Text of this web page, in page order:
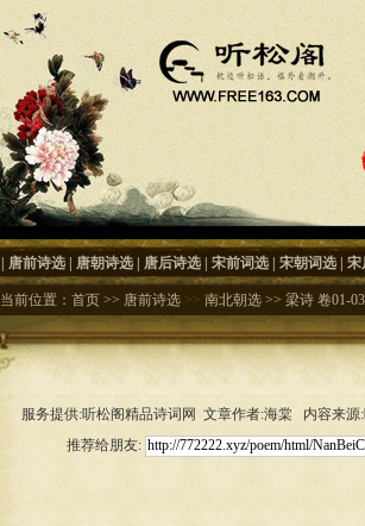
唐前诗选 唐朝诗选 唐后诗选 宋前词选 宋朝词选 宋
当前位置： 首页 >> 唐前诗选 >> 南北朝选 >> 梁诗 卷01-03
服务提供:听松阁精品诗词网 文章作者:海棠 内容来
推荐给朋友: